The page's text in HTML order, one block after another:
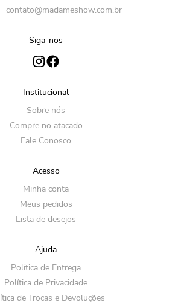
contato@madameshow.com.br
Siga-nos
Institucional
Sobre nós
Compre no atacado
Fale Conosco
Acesso
Minha conta
Meus pedidos
Lista de desejos
Ajuda
Política de Entrega
Política de Privacidade
de Trocas e Devoluções